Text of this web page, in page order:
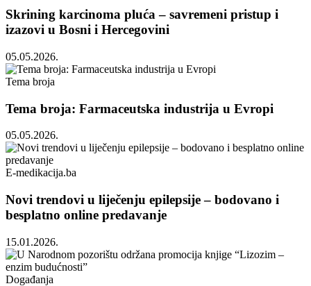
Skrining karcinoma pluća – savremeni pristup i
izazovi u Bosni i Hercegovini
05.05.2026.
Tema broja
Tema broja: Farmaceutska industrija u Evropi
05.05.2026.
E-medikacija.ba
Novi trendovi u liječenju epilepsije – bodovano i
besplatno online predavanje
15.01.2026.
Događanja